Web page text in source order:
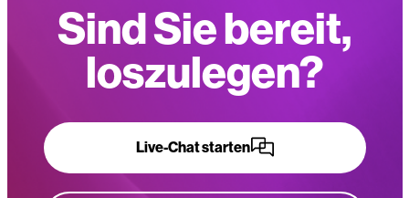
Sind Sie bereit,
loszulegen?
Live-Chat starten